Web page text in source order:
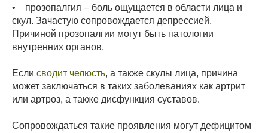
• прозопалгия – боль ощущается в области лица и
скул. Зачастую сопровождается депрессией.
Причиной прозопалгии могут быть патологии
внутренних органов.
Если сводит челюсть, а также скулы лица, причина
может заключаться в таких заболеваниях как артрит
или артроз, а также дисфункция суставов.
Сопровождаться такие проявления могут дефицитом